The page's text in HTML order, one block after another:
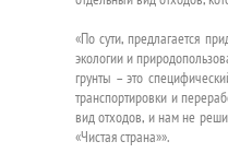
«По сути, предлагается
экологии и
грунты – это
транспортировки и
вид отходов, и нам не
«Чистая страна»».